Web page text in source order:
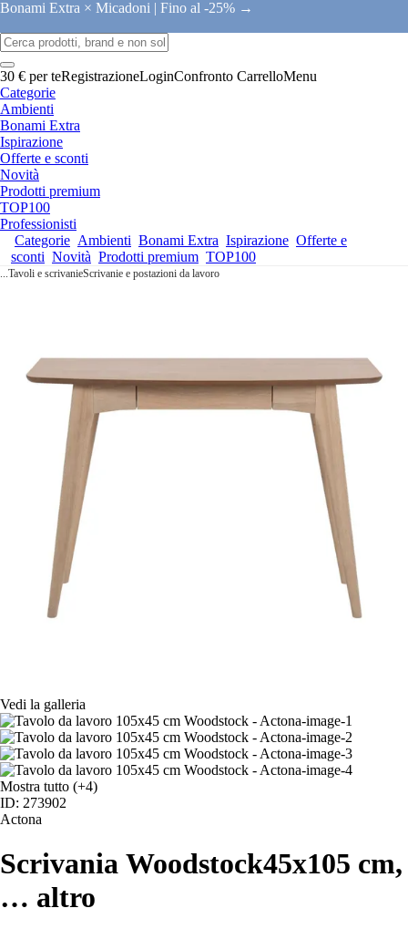
Bonami Extra × Micadoni | Fino al -25% →
30 € per teRegistrazioneLoginConfronto CarrelloMenu
Categorie
Ambienti
Bonami Extra
Ispirazione
Offerte e sconti
Novità
Prodotti premium
TOP100
Professionisti
Categorie Ambienti Bonami Extra Ispirazione Offerte e
sconti Novità Prodotti premium TOP100
...Tavoli e scrivanieScrivanie e postazioni da lavoro
Vedi la galleria
Mostra tutto (+4)
ID: 273902
Actona
Scrivania Woodstock45x105 cm,
… altro